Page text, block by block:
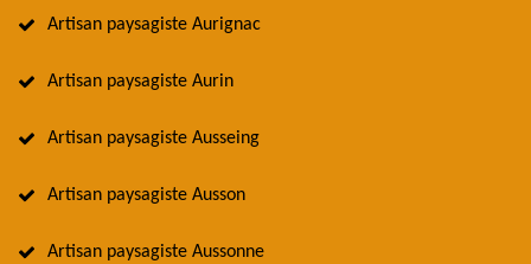
Artisan paysagiste Aurignac
Artisan paysagiste Aurin
Artisan paysagiste Ausseing
Artisan paysagiste Ausson
Artisan paysagiste Aussonne